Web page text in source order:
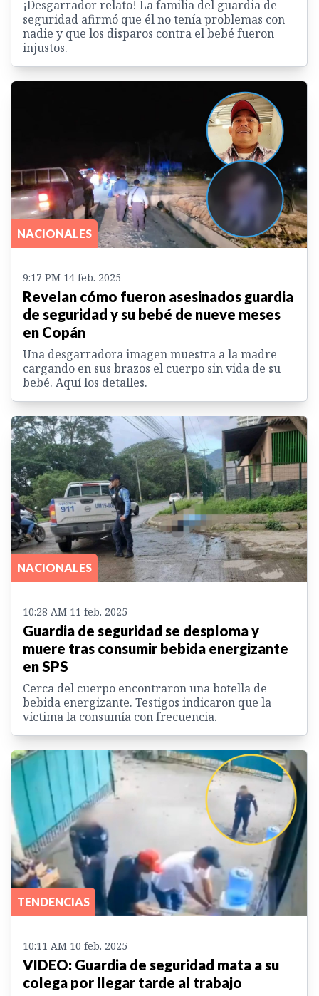
¡Desgarrador relato! La familia del guardia de
seguridad afirmó que él no tenía problemas con
nadie y que los disparos contra el bebé fueron
injustos.
NACIONALES
9:17 PM 14 feb. 2025
Revelan cómo fueron asesinados guardia
de seguridad y su bebé de nueve meses
en Copán
Una desgarradora imagen muestra a la madre
cargando en sus brazos el cuerpo sin vida de su
bebé. Aquí los detalles.
NACIONALES
10:28 AM 11 feb. 2025
Guardia de seguridad se desploma y
muere tras consumir bebida energizante
en SPS
Cerca del cuerpo encontraron una botella de
bebida energizante. Testigos indicaron que la
víctima la consumía con frecuencia.
TENDENCIAS
10:11 AM 10 feb. 2025
VIDEO: Guardia de seguridad mata a su
colega por llegar tarde al trabajo